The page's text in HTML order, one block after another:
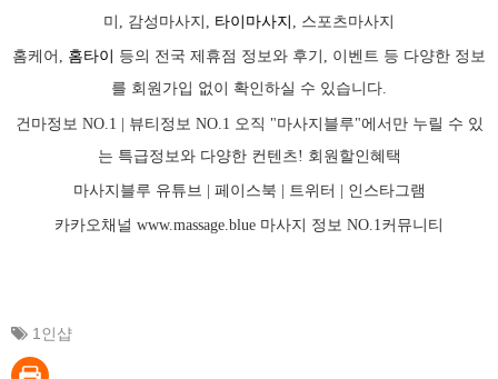
미, 감성마사지, 타이마사지 , 스포츠마사지
홈케어, 홈타이
등의 전국 제휴점 정보와 후기, 이벤트 등 다양한 정보
를 회원가입 없이 확인하실 수 있습니다.
건마정보 NO.1 | 뷰티정보 NO.1 오직 "마사지블루"에서만 누릴 수 있
는 특급정보와 다양한 컨텐츠! 회원할인혜택
마사지블루 유튜브 | 페이스북 | 트위터 | 인스타그램
카카오채널 www.massage.blue 마사지 정보 NO.1커뮤니티
1인샵